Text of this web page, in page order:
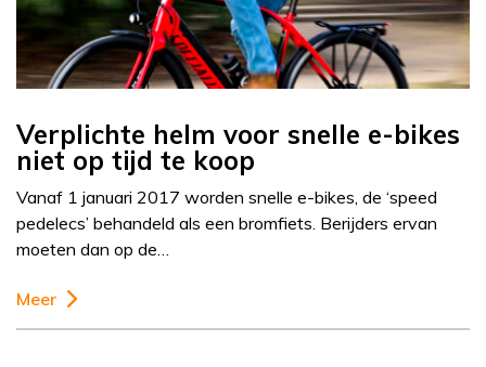
Verplichte helm voor snelle e-bikes
niet op tijd te koop
Vanaf 1 januari 2017 worden snelle e-bikes, de ‘speed
pedelecs’ behandeld als een bromfiets. Berijders ervan
moeten dan op de…
Meer